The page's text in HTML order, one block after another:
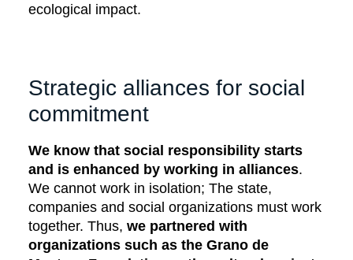
ecological impact.
Strategic alliances for social
commitment
We know that social responsibility starts
and is enhanced by working in alliances.
We cannot work in isolation; The state,
companies and social organizations must work
together. Thus, we partnered with
organizations such as the Grano de